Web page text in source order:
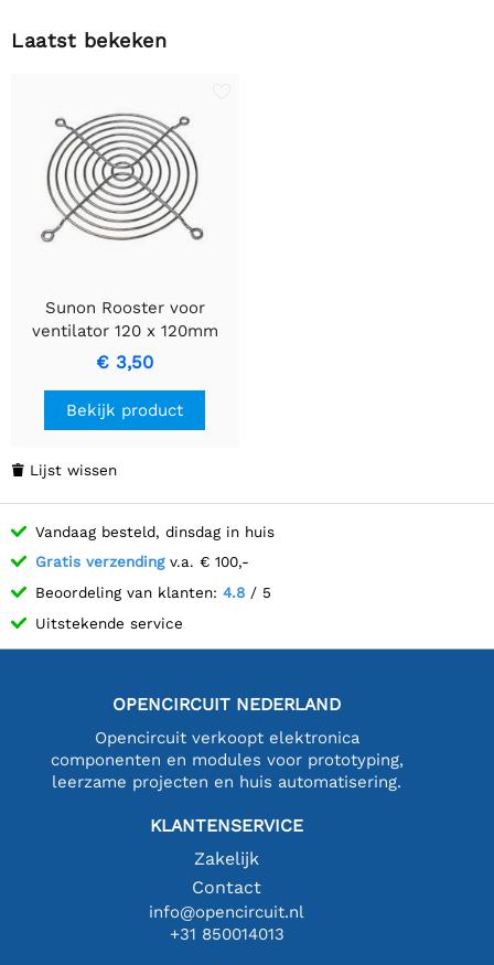
Laatst bekeken
Sunon Rooster voor
ventilator 120 x 120mm
€ 3,50
Bekijk product
 Lijst wissen
Vandaag besteld, dinsdag in huis
Gratis verzendingv.a. € 100,-
Beoordeling van klanten: 4.8 / 5
Uitstekende service
OPENCIRCUIT NEDERLAND
Opencircuit verkoopt elektronica
componenten en modules voor prototyping,
leerzame projecten en huis automatisering.
KLANTENSERVICE
Zakelijk
Contact
info@opencircuit.nl
+31 850014013